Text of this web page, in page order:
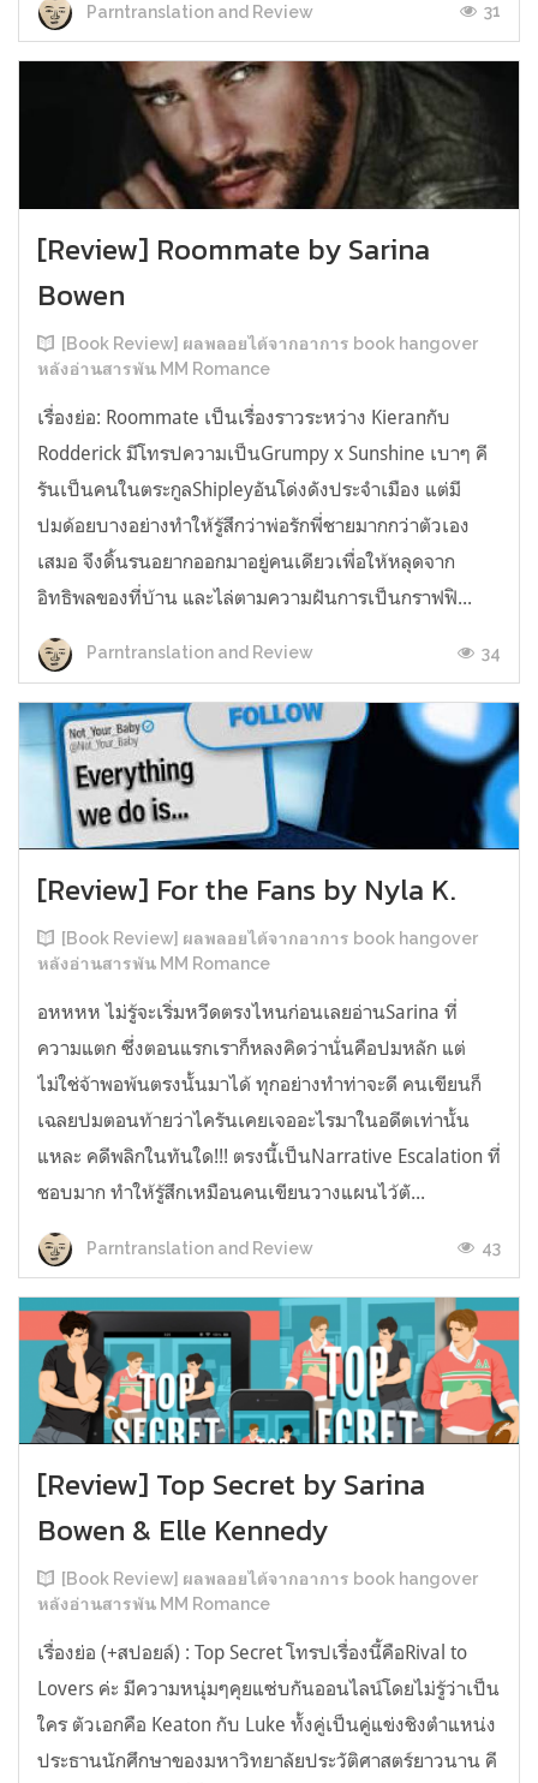
Parntranslation and Review 31
[Review] Roommate by Sarina
Bowen
[Book Review] ผลพลอยได้จากอาการ book hangover
หลังอ่านสารพัน MM Romance
เรื่องย่อ: Roommate เป็นเรื่องราวระหว่าง Kieranกับ
Rodderick มีโทรปความเป็นGrumpy x Sunshine เบาๆ คี
รันเป็นคนในตระกูลShipleyอันโด่งดังประจำเมือง แต่มี
ปมด้อยบางอย่างทำให้รู้สึกว่าพ่อรักพี่ชายมากกว่าตัวเอง
เสมอ จึงดิ้นรนอยากออกมาอยู่คนเดียวเพื่อให้หลุดจาก
อิทธิพลของที่บ้าน และไล่ตามความฝันการเป็นกราฟฟิ...
Parntranslation and Review 34
[Review] For the Fans by Nyla K.
[Book Review] ผลพลอยได้จากอาการ book hangover
หลังอ่านสารพัน MM Romance
อหหหห ไม่รู้จะเริ่มหวีดตรงไหนก่อนเลยอ่านSarina ที่
ความแตก ซึ่งตอนแรกเราก็หลงคิดว่านั่นคือปมหลัก แต่
ไม่ใช่จ้าพอพ้นตรงนั้นมาได้ ทุกอย่างทำท่าจะดี คนเขียนก็
เฉลยปมตอนท้ายว่าไครันเคยเจออะไรมาในอดีตเท่านั้น
แหละ คดีพลิกในทันใด!!! ตรงนี้เป็นNarrative Escalation ที่
ชอบมาก ทำให้รู้สึกเหมือนคนเขียนวางแผนไว้ตั...
Parntranslation and Review 43
[Review] Top Secret by Sarina
Bowen & Elle Kennedy
[Book Review] ผลพลอยได้จากอาการ book hangover
หลังอ่านสารพัน MM Romance
เรื่องย่อ (+สปอยล์) : Top Secret โทรปเรื่องนี้คือRival to
Lovers ค่ะ มีความหนุ่มๆคุยแซ่บกันออนไลน์โดยไม่รู้ว่าเป็น
ใคร ตัวเอกคือ Keaton กับ Luke ทั้งคู่เป็นคู่แข่งชิงตำแหน่ง
ประธานนักศึกษาของมหาวิทยาลัยประวัติศาสตร์ยาวนาน คี